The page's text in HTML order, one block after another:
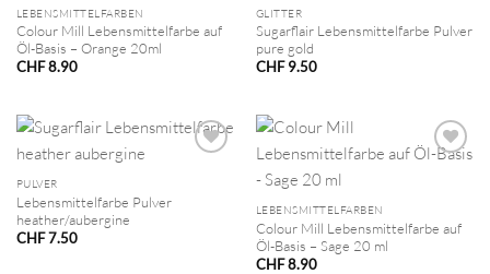
LEBENSMITTELFARBEN
Colour Mill Lebensmittelfarbe auf
Öl-Basis – Orange 20ml
CHF8.90
GLITTER
Sugarflair Lebensmittelfarbe Pulver
pure gold
CHF9.50
PULVER
Lebensmittelfarbe Pulver
heather/aubergine
CHF7.50
LEBENSMITTELFARBEN
Colour Mill Lebensmittelfarbe auf
Öl-Basis – Sage 20 ml
CHF8.90